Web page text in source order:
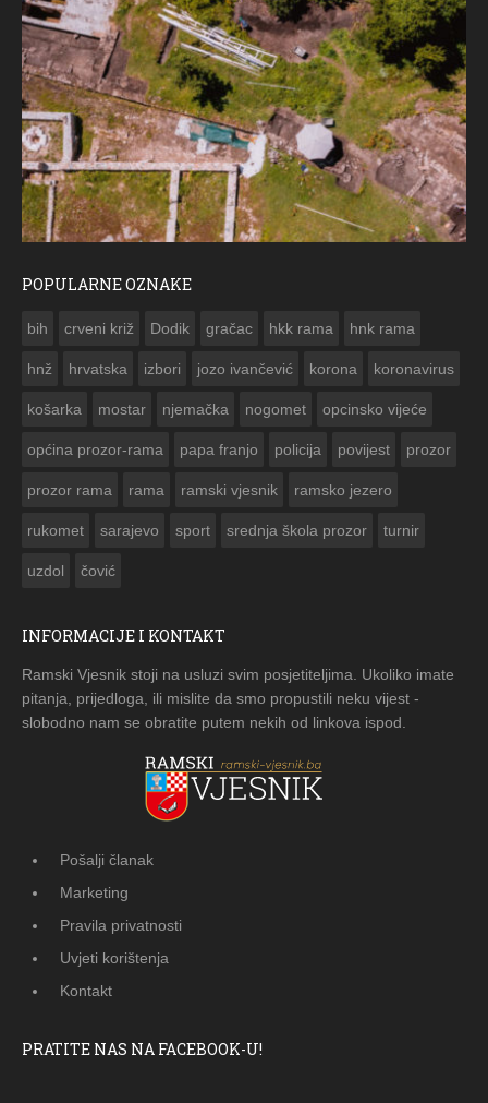
POPULARNE OZNAKE
bih crveni križ Dodik gračac hkk rama hnk rama
hnž hrvatska izbori jozo ivančević korona koronavirus
košarka mostar njemačka nogomet opcinsko vijeće
općina prozor-rama papa franjo policija povijest prozor
prozor rama rama ramski vjesnik ramsko jezero
rukomet sarajevo sport srednja škola prozor turnir
uzdol čović
INFORMACIJE I KONTAKT
Ramski Vjesnik stoji na usluzi svim posjetiteljima. Ukoliko imate
pitanja, prijedloga, ili mislite da smo propustili neku vijest -
slobodno nam se obratite putem nekih od linkova ispod.
Pošalji članak
Marketing
Pravila privatnosti
Uvjeti korištenja
Kontakt
PRATITE NAS NA FACEBOOK-U!